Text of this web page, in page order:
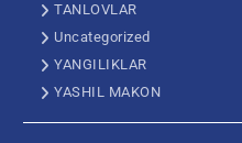
TANLOVLAR
Uncategorized
YANGILIKLAR
YASHIL MAKON